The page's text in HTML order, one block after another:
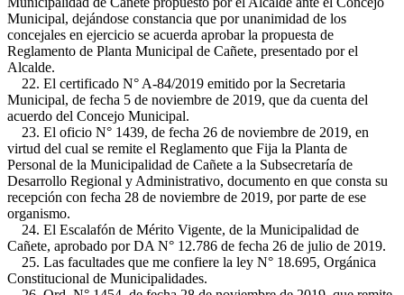
Municipal, dejándose constancia que por unanimidad de los
concejales en ejercicio se acuerda aprobar la propuesta de
Reglamento de Planta Municipal de Cañete, presentado por el
Alcalde.
22. El certificado N° A-84/2019 emitido por la Secretaria
Municipal, de fecha 5 de noviembre de 2019, que da cuenta del
acuerdo del Concejo Municipal.
23. El oficio N° 1439, de fecha 26 de noviembre de 2019, en
virtud del cual se remite el Reglamento que Fija la Planta de
Personal de la Municipalidad de Cañete a la Subsecretaría de
Desarrollo Regional y Administrativo, documento en que consta su
recepción con fecha 28 de noviembre de 2019, por parte de ese
organismo.
24. El Escalafón de Mérito Vigente, de la Municipalidad de
Cañete, aprobado por DA N° 12.786 de fecha 26 de julio de 2019.
25. Las facultades que me confiere la ley N° 18.695, Orgánica
Constitucional de Municipalidades.